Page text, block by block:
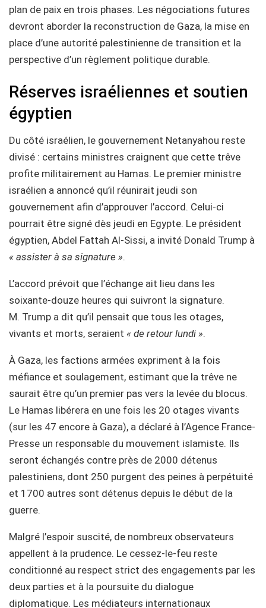
plan de paix en trois phases. Les négociations futures
devront aborder la reconstruction de Gaza, la mise en
place d’une autorité palestinienne de transition et la
perspective d’un règlement politique durable.
Réserves israéliennes et soutien
égyptien
Du côté israélien, le gouvernement Netanyahou reste
divisé : certains ministres craignent que cette trêve
profite militairement au Hamas. Le premier ministre
israélien a annoncé qu’il réunirait jeudi son
gouvernement afin d’approuver l’accord. Celui-ci
pourrait être signé dès jeudi en Egypte. Le président
égyptien, Abdel Fattah Al-Sissi, a invité Donald Trump à
« assister à sa signature ».
L’accord prévoit que l’échange ait lieu dans les
soixante-douze heures qui suivront la signature.
M. Trump a dit qu’il pensait que tous les otages,
vivants et morts, seraient « de retour lundi ».
À Gaza, les factions armées expriment à la fois
méfiance et soulagement, estimant que la trêve ne
saurait être qu’un premier pas vers la levée du blocus.
Le Hamas libérera en une fois les 20 otages vivants
(sur les 47 encore à Gaza), a déclaré à l’Agence France-
Presse un responsable du mouvement islamiste. Ils
seront échangés contre près de 2000 détenus
palestiniens, dont 250 purgent des peines à perpétuité
et 1700 autres sont détenus depuis le début de la
guerre.
Malgré l’espoir suscité, de nombreux observateurs
appellent à la prudence. Le cessez-le-feu reste
conditionné au respect strict des engagements par les
deux parties et à la poursuite du dialogue
diplomatique. Les médiateurs internationaux